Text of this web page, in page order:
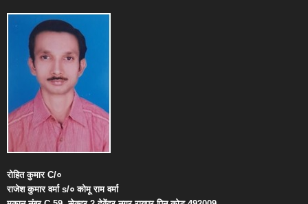
रोहित कुमारC/०
राजेश कुमार वर्माs/० कोमू राम वर्मा